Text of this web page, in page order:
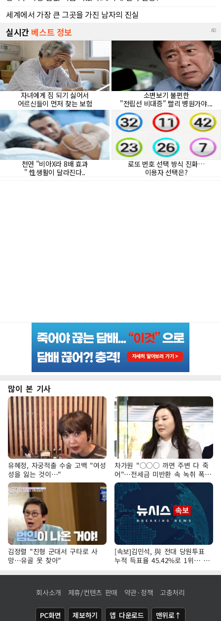
많이 본 기사
유혜정, 자궁적출 수술 고백 "여성
성을 잃는 것이…"
차가원 "○○○ 까면 주변 다 죽
어"…전세금 미반환 속 녹취 폭로
파장
김정렬 "친형 군대서 구타로 사
망…유골 못 찾아"
[속보]김민석, 與 전대 당원투표
누적 득표율 45.42%로 1위… 정
청래 44.56%
회사소개 제휴/컨텐츠 판매 약관·정책 고충처리
PC화면 제보하기 앱 다운로드 맨위로↑